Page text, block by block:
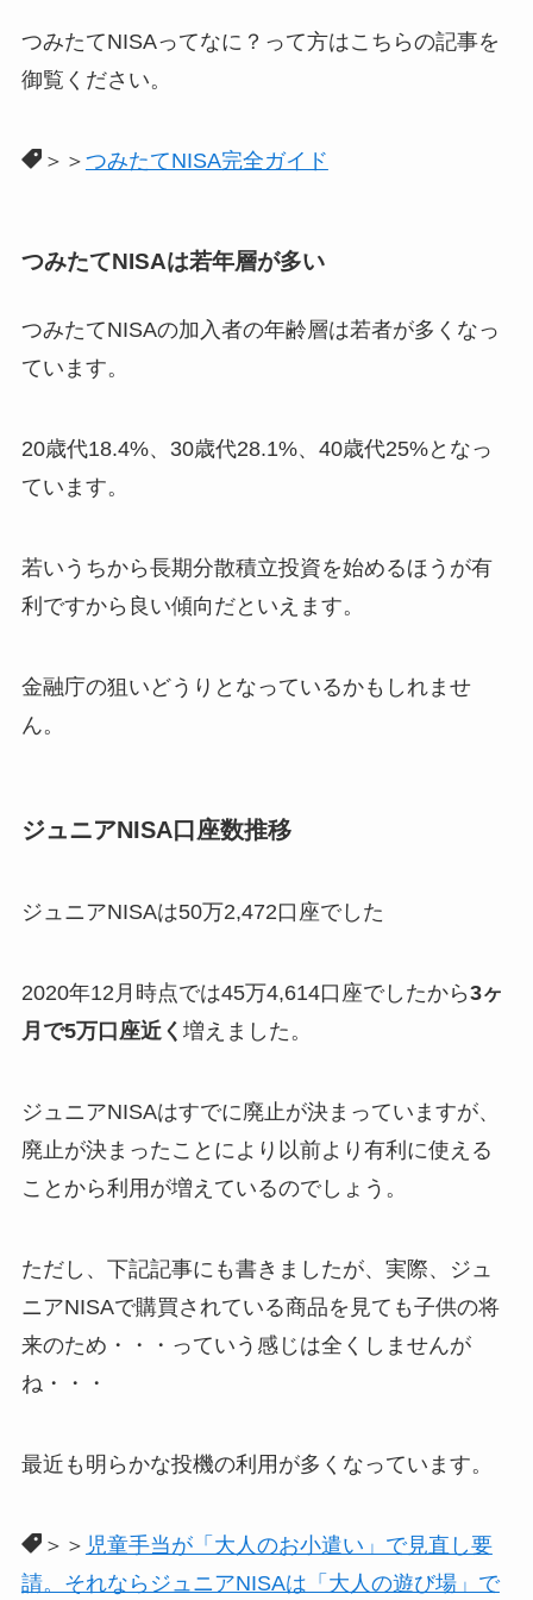
つみたてNISAってなに？って方はこちらの記事を
御覧ください。
＞＞ つみたてNISA完全ガイド
つみたてNISAは若年層が多い
つみたてNISAの加入者の年齢層は若者が多くなっ
ています。
20歳代18.4%、30歳代28.1%、40歳代25%となっ
ています。
若いうちから長期分散積立投資を始めるほうが有
利ですから良い傾向だといえます。
金融庁の狙いどうりとなっているかもしれませ
ん。
ジュニアNISA口座数推移
ジュニアNISAは50万2,472口座でした
2020年12月時点では45万4,614口座でしたから3ヶ
月で5万口座近く 増えました。
ジュニアNISAはすでに廃止が決まっていますが、
廃止が決まったことにより以前より有利に使える
ことから利用が増えているのでしょう。
ただし、下記記事にも書きましたが、実際、ジュ
ニアNISAで購買されている商品を見ても子供の将
来のため・・・っていう感じは全くしませんが
ね・・・
最近も明らかな投機の利用が多くなっています。
＞＞ 児童手当が「大人のお小遣い」で見直し要
請。それならジュニアNISAは「大人の遊び場」で